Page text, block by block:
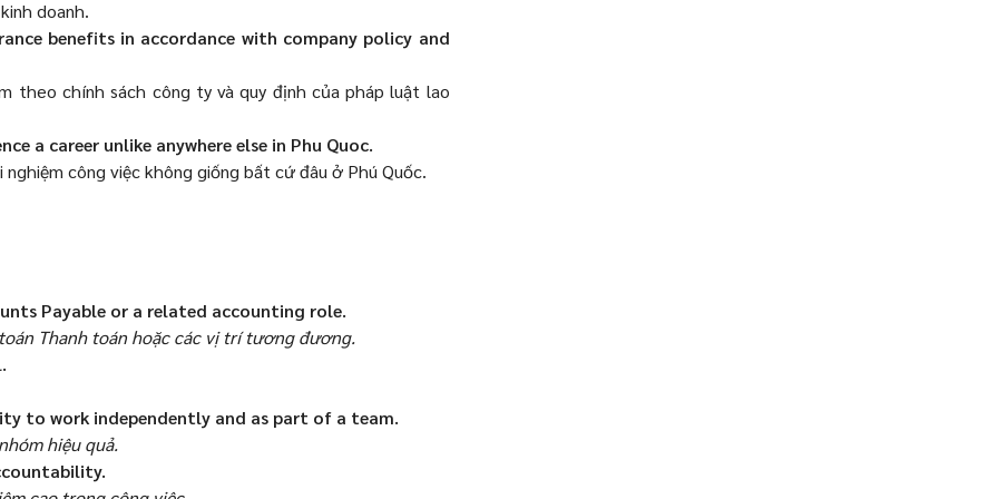
doanh.
benefits in accordance with company policy and
theo chính sách công ty và quy định của pháp luật lao
a career unlike anywhere else in Phu Quoc.
nghiệm công việc không giống bất cứ đâu ở Phú Quốc.
Payable or a related accounting role.
Thanh toán hoặc các vị trí tương đương.
to work independently and as part of a team.
hiệu quả.